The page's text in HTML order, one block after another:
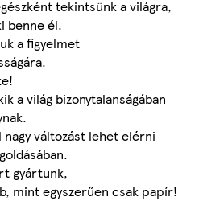
tekintsünk a világra,
benne él.
a figyelmet
a világ bizonytalanságában
változást lehet elérni
gyártunk,
mint egyszerűen csak papír!